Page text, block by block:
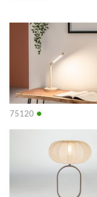
75120 •
Info
Info